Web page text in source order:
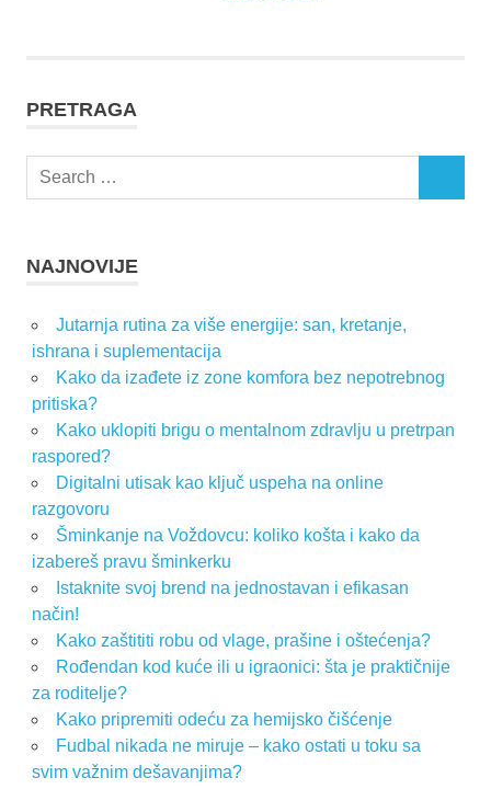
PRETRAGA
Search
NAJNOVIJE
Jutarnja rutina za više energije: san, kretanje,
ishrana i suplementacija
Kako da izađete iz zone komfora bez nepotrebnog
pritiska?
Kako uklopiti brigu o mentalnom zdravlju u pretrpan
raspored?
Digitalni utisak kao ključ uspeha na online
razgovoru
Šminkanje na Voždovcu: koliko košta i kako da
izabereš pravu šminkerku
Istaknite svoj brend na jednostavan i efikasan
način!
Kako zaštititi robu od vlage, prašine i oštećenja?
Rođendan kod kuće ili u igraonici: šta je praktičnije
za roditelje?
Kako pripremiti odeću za hemijsko čišćenje
Fudbal nikada ne miruje – kako ostati u toku sa
svim važnim dešavanjima?